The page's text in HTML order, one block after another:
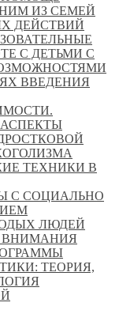
ИЗ СЕМЕЙ
ДЕЙСТВИЙ
С ДЕТЬМИ С
ВВЕДЕНИЯ
ТЕХНИКИ В
С СОЦИАЛЬНО
ЛЮДЕЙ
ВНИМАНИЯ
ТЕОРИЯ,